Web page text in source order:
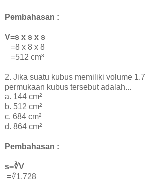
Pembahasan :
V=s x s x s
=8 x 8 x 8
=512 cm³
2. Jika suatu kubus memiliki volume
permukaan kubus tersebut adalah...
a. 144 cm²
b. 512 cm²
c. 684 cm²
d. 864 cm²
Pembahasan :
s=∛V
=∛1.728